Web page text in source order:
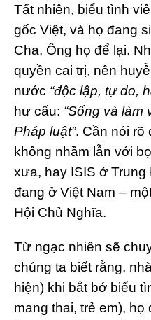
Tất nhiên, biểu tình
gốc Việt, và họ đang
Cha, Ông họ để lại.
quyền cai trị, nên
nước “độc lập, tự do,
hư cấu: “Sống và làm
Pháp luật”. Cần nói rõ
không nhầm lẫn với
xưa, hay ISIS ở
đang ở Việt Nam –
Hội Chủ Nghĩa.
Từ ngạc nhiên sẽ
chúng ta biết rằng,
hiện) khi bắt bớ biểu
mang thai, trẻ em),